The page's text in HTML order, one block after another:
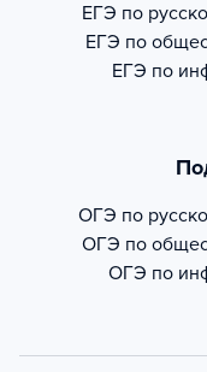
ЕГЭ по
ЕГЭ по
ЕГЭ по
ОГЭ по
ОГЭ по
ОГЭ по